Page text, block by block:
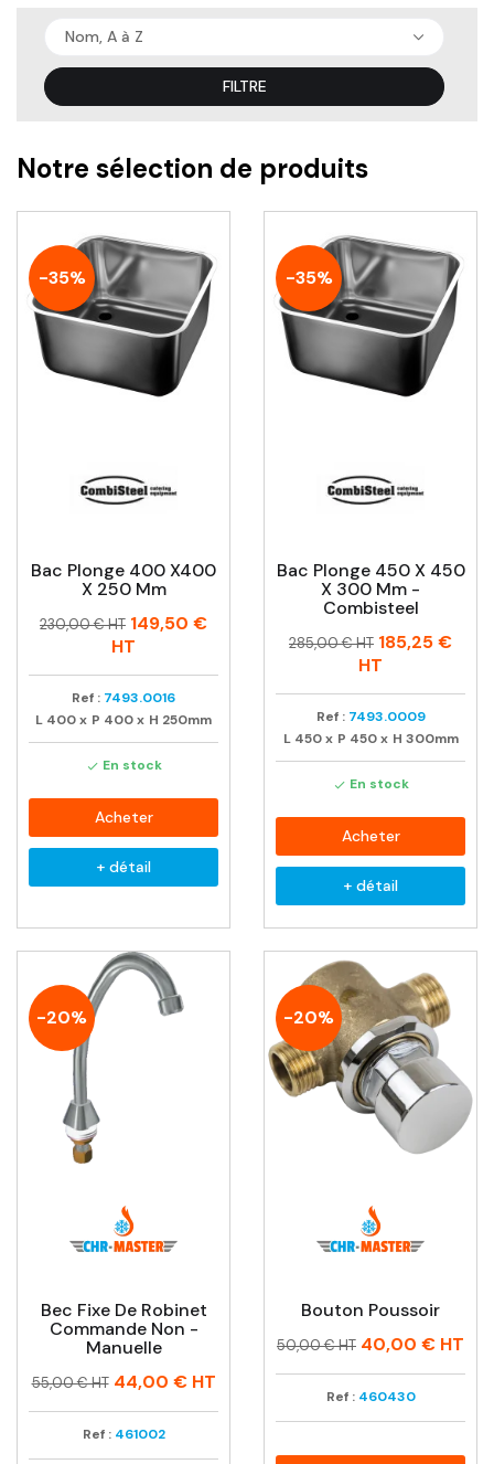
Nom, A à Z
FILTRE
Notre sélection de produits
-35%
Bac Plonge 400 X400
X 250 Mm
Prix
Prix
230,00 € HT 149,50 €
HT
Ref : 7493.0016
L 400x P 400x H 250mm
 En stock
Acheter
+ détail
-35%
Bac Plonge 450 X 450
X 300 Mm -
Combisteel
Prix
Prix
285,00 € HT 185,25 €
HT
Ref : 7493.0009
L 450 x P 450 x H 300mm
 En stock
Acheter
+ détail
-20%
Bec Fixe De Robinet
Commande Non -
Manuelle
Prix
Prix
55,00 € HT 44,00 €HT
Ref : 461002
-20%
Bouton Poussoir
Prix
Prix
50,00 € HT 40,00 € HT
Ref : 460430